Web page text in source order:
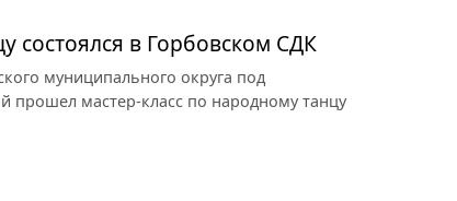
состоялся в Горбовском СДК
муниципального округа под
прошел мастер-класс по народному танцу